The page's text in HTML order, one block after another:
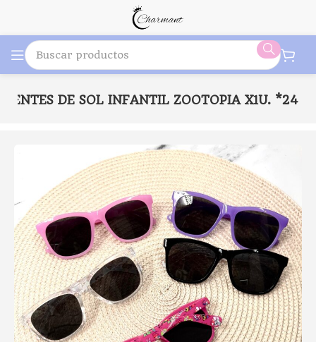
LENTES DE SOL INFANTIL ZOOTOPIA X1U. *24